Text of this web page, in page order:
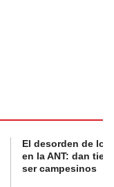
El desorden de
en la ANT: dan
ser campesinos